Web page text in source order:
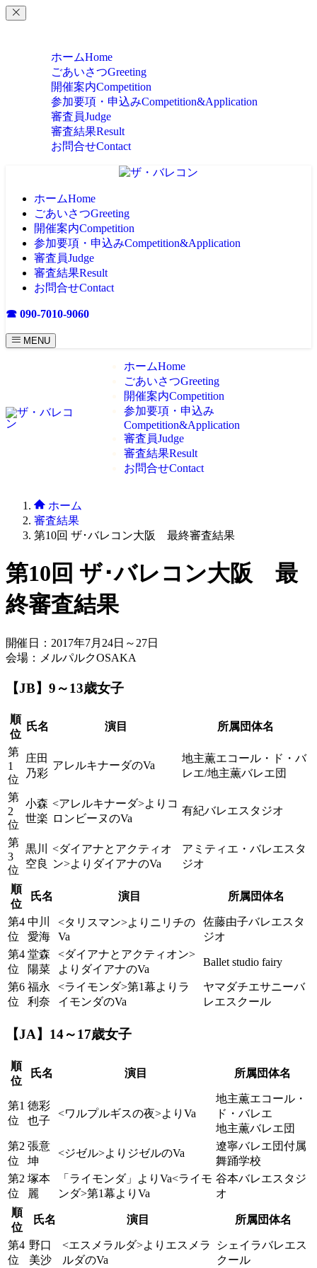
ホームHome
ごあいさつGreeting
開催案内Competition
参加要項・申込みCompetition&Application
審査員Judge
審査結果Result
お問合せContact
ホームHome
ごあいさつGreeting
開催案内Competition
参加要項・申込みCompetition&Application
審査員Judge
審査結果Result
お問合せContact
☎ 090-7010-9060
MENU
ホームHome
ごあいさつGreeting
開催案内Competition
参加要項・申込み
Competition&Application
審査員Judge
審査結果Result
お問合せContact
ホーム
審査結果
第10回 ザ･バレコン大阪 最終審査結果
第10回 ザ･バレコン大阪 最
終審査結果
開催日：2017年7月24日～27日
会場：メルパルクOSAKA
【JB】9～13歳女子
順
位
氏名 演目 所属団体名
第
1
位
庄田
乃彩
アレルキナーダのVa
地主薫エコール・ド・バ
レエ/地主薫バレエ団
第
2
位
小森
世楽
<アレルキナーダ>よりコ
ロンビーヌのVa
有紀バレエスタジオ
第
3
位
黒川
空良
<ダイアナとアクティオ
ン>よりダイアナのVa
アミティエ・バレエスタ
ジオ
順
位
氏名 演目 所属団体名
第4
位
中川
愛海
<タリスマン>よりニリチの
Va
佐藤由子バレエスタ
ジオ
第4
位
堂森
陽菜
<ダイアナとアクティオン>
よりダイアナのVa
Ballet studio fairy
第6
位
福永
利奈
<ライモンダ>第1幕よりラ
イモンダのVa
ヤマダチエサニーバ
レエスクール
【JA】14～17歳女子
順
位
氏名 演目 所属団体名
第1
位
徳彩
也子
<ワルプルギスの夜>よりVa
地主薫エコール・
ド・バレエ
地主薫バレエ団
第2
位
張意
坤
<ジゼル>よりジゼルのVa
遼寧バレエ団付属
舞踊学校
第2
位
塚本
麗
「ライモンダ」よりVa<ライモ
ンダ>第1幕よりVa
谷本バレエスタジ
オ
順
位
氏名 演目 所属団体名
第4
位
野口
美沙
<エスメラルダ>よりエスメラ
ルダのVa
シェイラバレエス
クール